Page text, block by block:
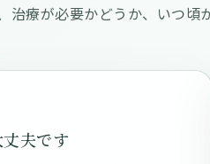
治療が必要かどうか、いつ頃
夫です